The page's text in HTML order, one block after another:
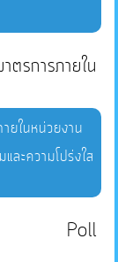
าตรการภายใน
ยในหน่วยงาน
ละความโปร่งใส
Poll